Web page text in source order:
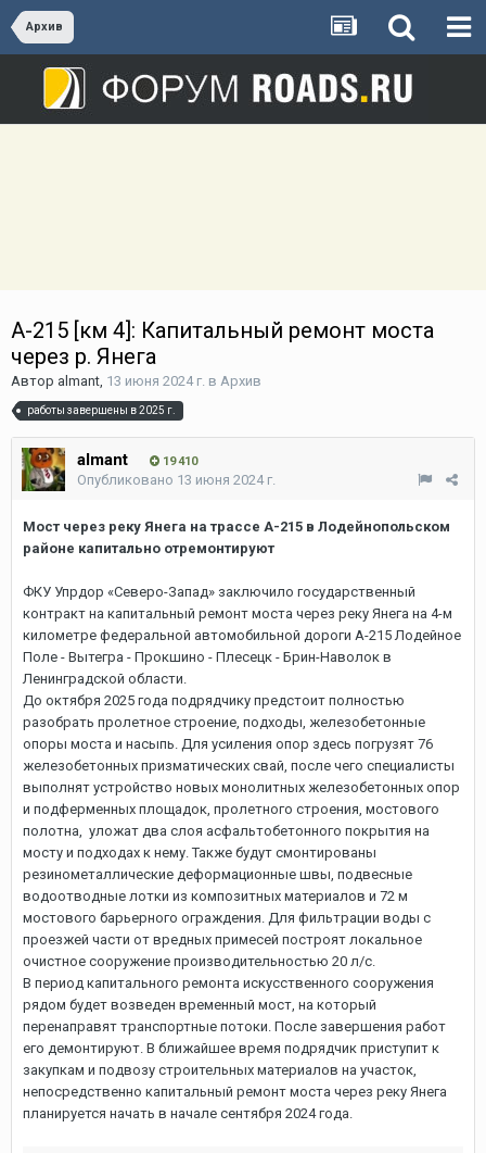
Архив
А-215 [км 4]: Капитальный ремонт моста
через р. Янега
Автор almant, 13 июня 2024 г. в Архив
работы завершены в 2025 г.
almant 19 410
Опубликовано 13 июня 2024 г.
Мост через реку Янега на трассе А-215 в Лодейнопольском
районе капитально отремонтируют
ФКУ Упрдор «Северо-Запад» заключило государственный
контракт на капитальный ремонт моста через реку Янега на 4-м
километре федеральной автомобильной дороги А-215 Лодейное
Поле - Вытегра - Прокшино - Плесецк - Брин-Наволок в
Ленинградской области.
До октября 2025 года подрядчику предстоит полностью
разобрать пролетное строение, подходы, железобетонные
опоры моста и насыпь. Для усиления опор здесь погрузят 76
железобетонных призматических свай, после чего специалисты
выполнят устройство новых монолитных железобетонных опор
и подферменных площадок, пролетного строения, мостового
полотна, уложат два слоя асфальтобетонного покрытия на
мосту и подходах к нему. Также будут смонтированы
резинометаллические деформационные швы, подвесные
водоотводные лотки из композитных материалов и 72 м
мостового барьерного ограждения. Для фильтрации воды с
проезжей части от вредных примесей построят локальное
очистное сооружение производительностью 20 л/с.
В период капитального ремонта искусственного сооружения
рядом будет возведен временный мост, на который
перенаправят транспортные потоки. После завершения работ
его демонтируют. В ближайшее время подрядчик приступит к
закупкам и подвозу строительных материалов на участок,
непосредственно капитальный ремонт моста через реку Янега
планируется начать в начале сентября 2024 года.